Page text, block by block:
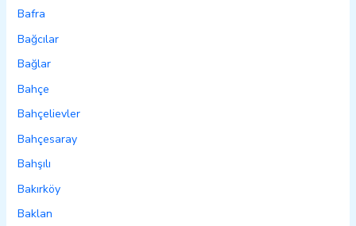
Bafra
Bağcılar
Bağlar
Bahçe
Bahçelievler
Bahçesaray
Bahşılı
Bakırköy
Baklan